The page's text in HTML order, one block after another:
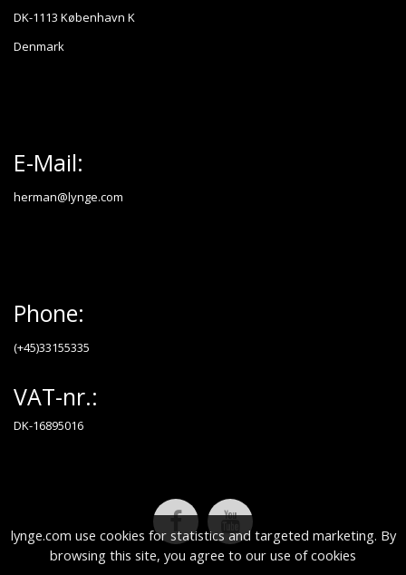
lynge.com use cookies for statistics and targeted marketing. By
browsing this site, you agree to our use of cookies
DK-1113 København K
Denmark
E-Mail:
herman@lynge.com
Phone:
(+45)33155335
VAT-nr.:
DK-16895016